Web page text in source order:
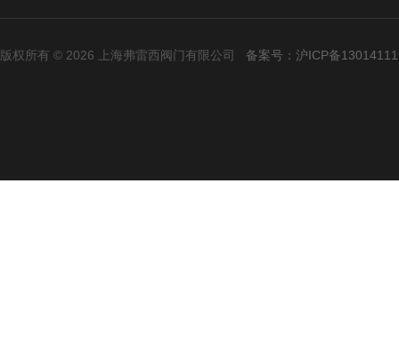
版权所有 © 2026 上海弗雷西阀门有限公司 备案号：沪ICP备